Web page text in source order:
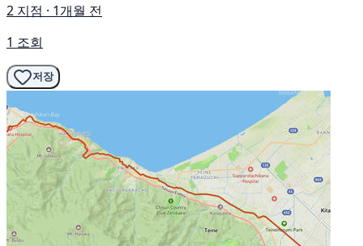
2 지점 · 1개월 전
1 조회
저장